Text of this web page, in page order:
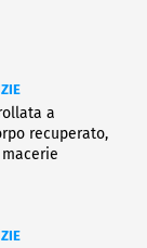
a
recuperato,